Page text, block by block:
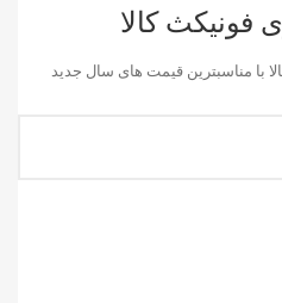
فونیکث کالا
با مناسبترین قیمت های سال جدید